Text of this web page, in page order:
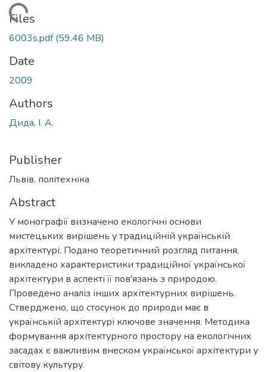
Loading...
Files
6003s.pdf(59.46 MB)
Date
2009
Authors
Дида, І. А.
Publisher
Львів. політехніка
Abstract
У монографії визначено екологічні основи
мистецьких вирішень у традиційній українській
архітектурі. Подано теоретичний розгляд питання,
викладено характеристики традиційної української
архітектури в аспекті її пов'язань з природою.
Проведено аналіз інших архітектурних вирішень.
Стверджено, що стосунок до природи має в
українській архітектурі ключове значення. Методика
формування архітектурного простору на екологічних
засадах є важливим внеском української архітектури у
світову культуру.